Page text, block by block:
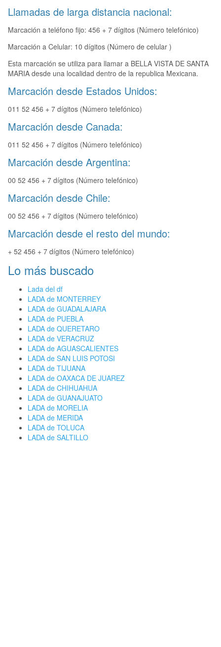
Llamadas de larga distancia nacional:
Marcación a teléfono fijo: 456 + 7 dígitos (Número telefónico)
Marcación a Celular: 10 dígitos (Número de celular )
Esta marcación se utiliza para llamar a BELLA VISTA DE SANTA
MARIA desde una localidad dentro de la republica Mexicana.
Marcación desde Estados Unidos:
011 52 456 + 7 dígitos (Número telefónico)
Marcación desde Canada:
011 52 456 + 7 dígitos (Número telefónico)
Marcación desde Argentina:
00 52 456 + 7 dígitos (Número telefónico)
Marcación desde Chile:
00 52 456 + 7 dígitos (Número telefónico)
Marcación desde el resto del mundo:
+ 52 456 + 7 dígitos (Número telefónico)
Lo más buscado
Lada del df
LADA de MONTERREY
LADA de GUADALAJARA
LADA de PUEBLA
LADA de QUERETARO
LADA de VERACRUZ
LADA de AGUASCALIENTES
LADA de SAN LUIS POTOSI
LADA de TIJUANA
LADA de OAXACA DE JUAREZ
LADA de CHIHUAHUA
LADA de GUANAJUATO
LADA de MORELIA
LADA de MERIDA
LADA de TOLUCA
LADA de SALTILLO